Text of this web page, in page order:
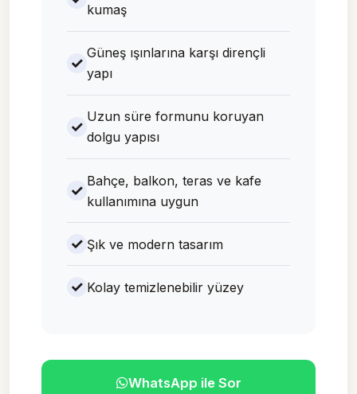
kumaş
Güneş ışınlarına karşı dirençli
yapı
Uzun süre formunu koruyan
dolgu yapısı
Bahçe, balkon, teras ve kafe
kullanımına uygun
Şık ve modern tasarım
Kolay temizlenebilir yüzey
WhatsApp ile Sor